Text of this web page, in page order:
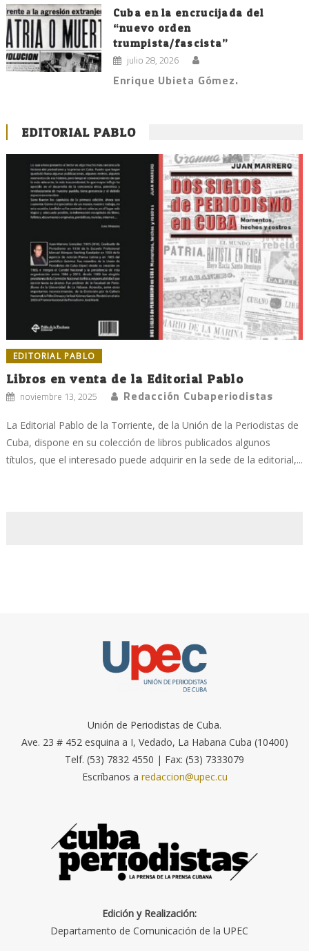
Cuba en la encrucijada del
“nuevo orden
trumpista/fascista”
julio 28, 2026
Enrique Ubieta Gómez.
EDITORIAL PABLO
EDITORIAL PABLO
Libros en venta de la Editorial Pablo
noviembre 13, 2025 Redacción Cubaperiodistas
La Editorial Pablo de la Torriente, de la Unión de la Periodistas de
Cuba, dispone en su colección de libros publicados algunos
títulos, que el interesado puede adquirir en la sede de la editorial,...
Unión de Periodistas de Cuba.
Ave. 23 # 452 esquina a I, Vedado, La Habana Cuba (10400)
Telf. (53) 7832 4550 | Fax: (53) 7333079
Escríbanos a redaccion@upec.cu
Edición y Realización:
Departamento de Comunicación de la UPEC